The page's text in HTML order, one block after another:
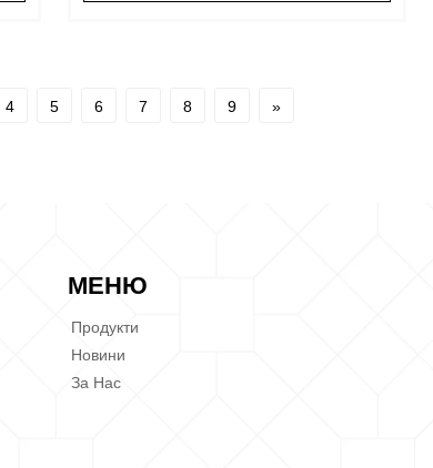
4 5 6 7 8 9 »
МЕНЮ
Продукти
Новини
За Нас